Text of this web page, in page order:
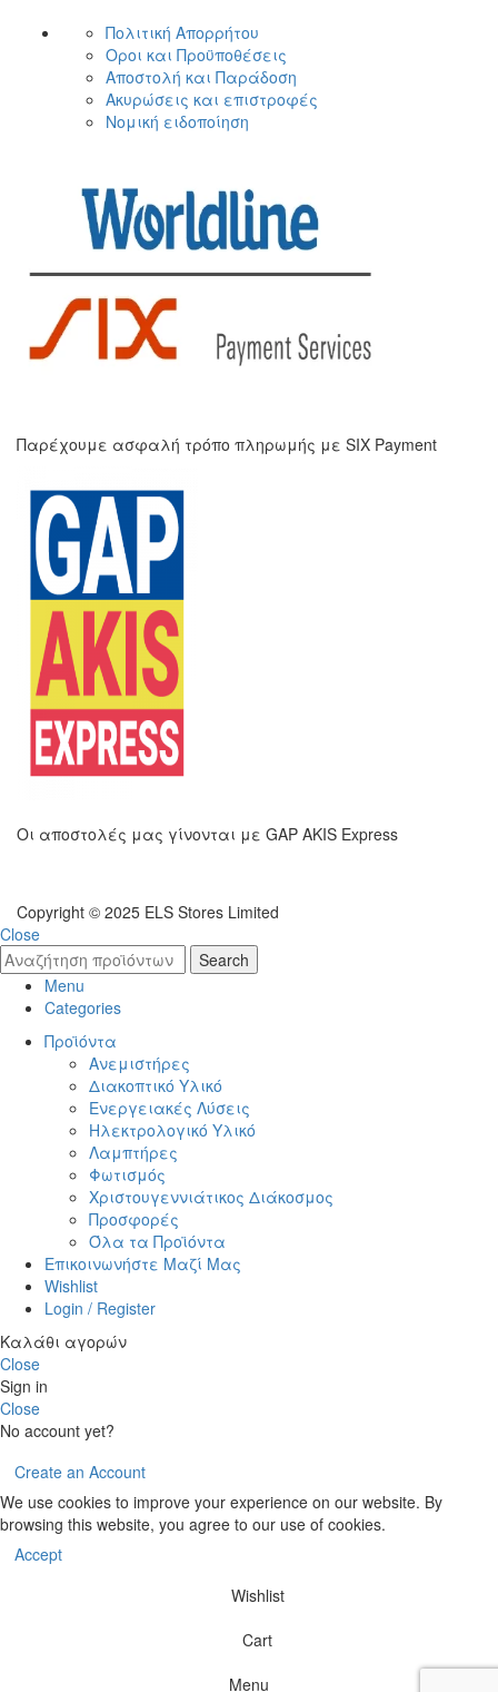
Πολιτική Απορρήτου
Οροι και Προϋποθέσεις
Αποστολή και Παράδοση
Ακυρώσεις και επιστροφές
Νομική ειδοποίηση
Παρέχουμε ασφαλή τρόπο πληρωμής με SIX Payment
Οι αποστολές μας γίνονται με GAP AKIS Express
Copyright © 2025 ELS Stores Limited
Close
Search
Menu
Categories
Προϊόντα
Ανεμιστήρες
Διακοπτικό Υλικό
Ενεργειακές Λύσεις
Ηλεκτρολογικό Υλικό
Λαμπτήρες
Φωτισμός
Χριστουγεννιάτικος Διάκοσμος
Προσφορές
Όλα τα Προϊόντα
Επικοινωνήστε Μαζί Μας
Wishlist
Login / Register
Καλάθι αγορών
Close
Sign in
Close
No account yet?
Create an Account
We use cookies to improve your experience on our website. By
browsing this website, you agree to our use of cookies.
Accept
Wishlist
Cart
Menu